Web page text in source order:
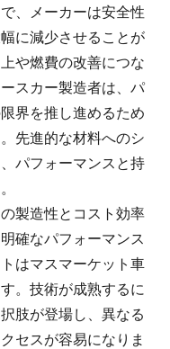
、メーカーは安全性
に減少させることが
や燃費の改善につな
スカー製造者は、パ
界を推し進めるため
先進的な材料へのシ
パフォーマンスと持
製造性とコスト効率
確なパフォーマンス
はマスマーケット車
。技術が成熟するに
肢が登場し、異なる
セスが容易になりま